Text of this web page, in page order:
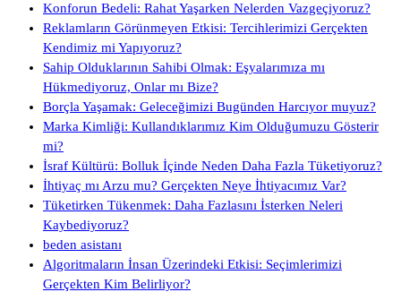
Konforun Bedeli: Rahat Yaşarken Nelerden Vazgeçiyoruz?
Reklamların Görünmeyen Etkisi: Tercihlerimizi Gerçekten
Kendimiz mi Yapıyoruz?
Sahip Olduklarının Sahibi Olmak: Eşyalarımıza mı
Hükmediyoruz, Onlar mı Bize?
Borçla Yaşamak: Geleceğimizi Bugünden Harcıyor muyuz?
Marka Kimliği: Kullandıklarımız Kim Olduğumuzu Gösterir
mi?
İsraf Kültürü: Bolluk İçinde Neden Daha Fazla Tüketiyoruz?
İhtiyaç mı Arzu mu? Gerçekten Neye İhtiyacımız Var?
Tüketirken Tükenmek: Daha Fazlasını İsterken Neleri
Kaybediyoruz?
beden asistanı
Algoritmaların İnsan Üzerindeki Etkisi: Seçimlerimizi
Gerçekten Kim Belirliyor?